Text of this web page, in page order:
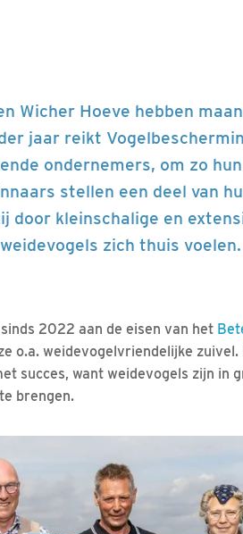
Wicher Hoeve hebben
jaar reikt
ondernemers, om zo
stellen een deel van
door kleinschalige en
zich thuis voelen.
2022 aan de eisen van het
o.a. weidevogelvriendelijke zuivel.
succes, want weidevogels zijn in
brengen.